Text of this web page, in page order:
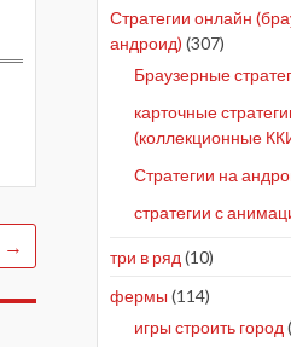
→
Стратегии онлайн
андроид) (307)
Браузерные
карточные
(коллекционные
Стратегии на
стратегии с
три в ряд (10)
фермы (114)
игры строить город